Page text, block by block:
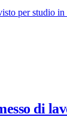
per studio
di